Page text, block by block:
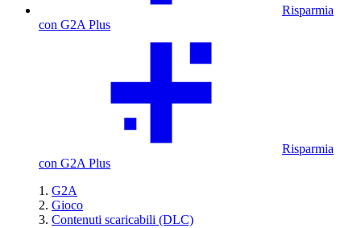
Risparmia
con G2A Plus
Risparmia
con G2A Plus
G2A
Gioco
Contenuti scaricabili (DLC)